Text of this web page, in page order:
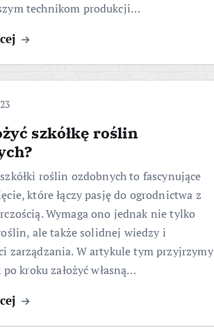
technikom produkcji…
szkółkę roślin
roślin ozdobnych to fascynujące
które łączy pasję do ogrodnictwa z
Wymaga ono jednak nie tylko
ale także solidnej wiedzy i
zarządzania. W artykule tym przyjrzymy
kroku założyć własną…